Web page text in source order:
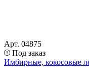
Арт. 04875
Под заказ
Имбирные, кокосовые